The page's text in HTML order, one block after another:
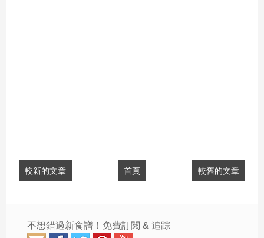
較新的文章 較舊的文章
首頁
不想錯過新食譜！免費訂閱 & 追踪